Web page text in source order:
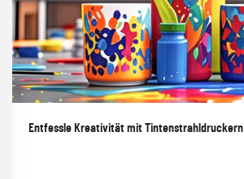
Entfessle Kreativität mit Tintenstrahldruckern